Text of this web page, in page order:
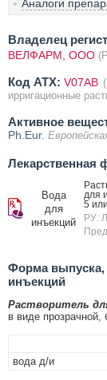
Аналоги
Владелец
ВЕЛФАРМ, ООО
Код ATX: V07AB
ирригационные
Активное
Ph.Eur.
Лекарственная
Вода
для
инъекций
для
5
РУ:
Форма выпуска,
инъекций
Растворитель
в виде прозрачной,
вода д/и